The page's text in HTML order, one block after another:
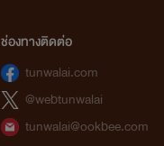
ช่องทางติดต่อ
tunwalai.com
@webtunwalai
tunwalai@ookbee.com